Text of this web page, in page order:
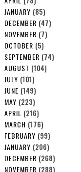
JANUARY (85)
DECEMBER (47)
NOVEMBER (7)
OCTOBER (5)
SEPTEMBER (74)
AUGUST (104)
JULY (101)
JUNE (149)
MAY (223)
APRIL (216)
MARCH (176)
FEBRUARY (99)
JANUARY (206)
DECEMBER (268)
NOVEMBER (288)